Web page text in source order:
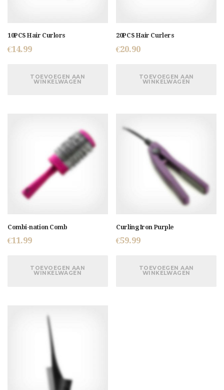
10PCS Hair Curlors
€14.99
TOEVOEGEN AAN
WINKELWAGEN
20PCS Hair Curlers
€20.90
TOEVOEGEN AAN
WINKELWAGEN
Combi-nation Comb
€11.99
TOEVOEGEN AAN
WINKELWAGEN
Curling Iron Purple
€59.99
TOEVOEGEN AAN
WINKELWAGEN